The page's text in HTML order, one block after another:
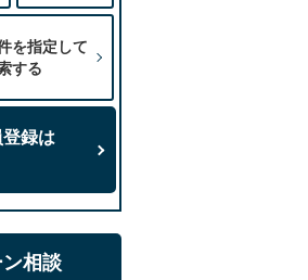
を指定して
する
録は
ン相談